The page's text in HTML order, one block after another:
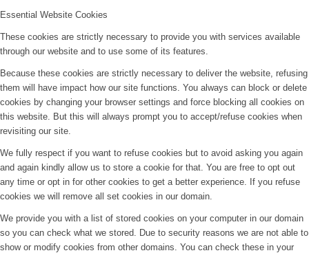
Essential Website Cookies
These cookies are strictly necessary to provide you with services available
through our website and to use some of its features.
Because these cookies are strictly necessary to deliver the website, refusing
them will have impact how our site functions. You always can block or delete
cookies by changing your browser settings and force blocking all cookies on
this website. But this will always prompt you to accept/refuse cookies when
revisiting our site.
We fully respect if you want to refuse cookies but to avoid asking you again
and again kindly allow us to store a cookie for that. You are free to opt out
any time or opt in for other cookies to get a better experience. If you refuse
cookies we will remove all set cookies in our domain.
We provide you with a list of stored cookies on your computer in our domain
so you can check what we stored. Due to security reasons we are not able to
show or modify cookies from other domains. You can check these in your